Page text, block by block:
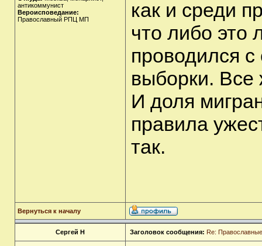
антикоммунист
Вероисповедание:
Православный РПЦ МП
как и среди
что либо это
проводился
выборки.
И доля
правила
так.
Вернуться к началу
Сергей Н Заголовок сообщения: Re: